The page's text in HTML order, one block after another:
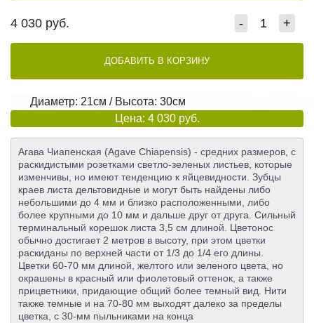
4 030 руб. - +
ДОБАВИТЬ В КОРЗИНУ
Диаметр: 21см / Высота: 30см
Цена: 4 030 руб.
Агава Чиапенская (Agave Chiapensis) - средних размеров, с
раскидистыми розетками светло-зеленых листьев, которые
изменчивы, но имеют тенденцию к яйцевидности. Зубцы
краев листа дельтовидные и могут быть найдены либо
небольшими до 4 мм и близко расположенными, либо
более крупными до 10 мм и дальше друг от друга. Сильный
терминальный корешок листа 3,5 см длиной. Цветонос
обычно достигает 2 метров в высоту, при этом цветки
раскиданы по верхней части от 1/3 до 1/4 его длины.
Цветки 60-70 мм длиной, желтого или зеленого цвета, но
окрашены в красный или фиолетовый оттенок, а также
прицветники, придающие общий более темный вид. Нити
также темные и на 70-80 мм выходят далеко за пределы
цветка, с 30-мм пыльниками на конца